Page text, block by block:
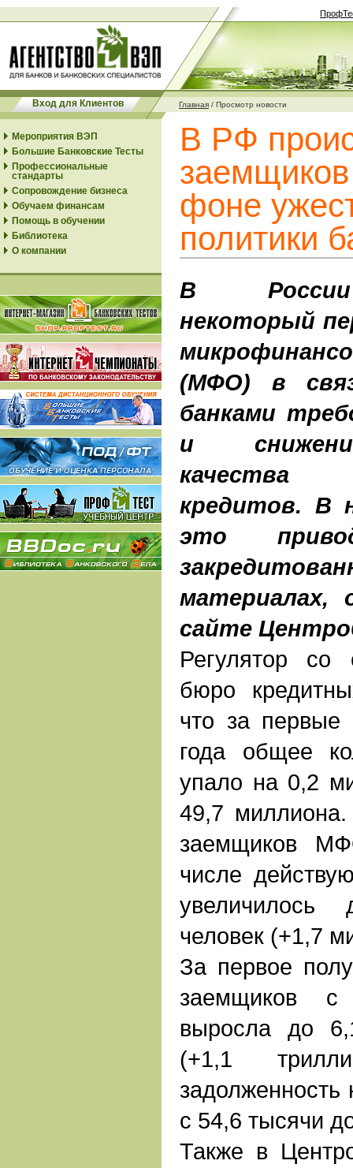
Вход для Клиентов Главная / Просмотр новости
Мероприятия ВЭП
Большие Банковские Тесты
Профессиональные
стандарты
Сопровождение бизнеса
Обучаем финансам
Помощь в обучении
Библиотека
О компании
В РФ
фоне
политики
В России
некоторый
(МФО) в
банками
и
качества
кредитов. В
это
материалах,
сайте
Регулятор
бюро
что за первые
года общее
упало на 0,2
49,7
заемщиков
числе
человек (+1,7
За первое
заемщиков
выросла до
(+1,1
с 54,6 тысячи
Также в